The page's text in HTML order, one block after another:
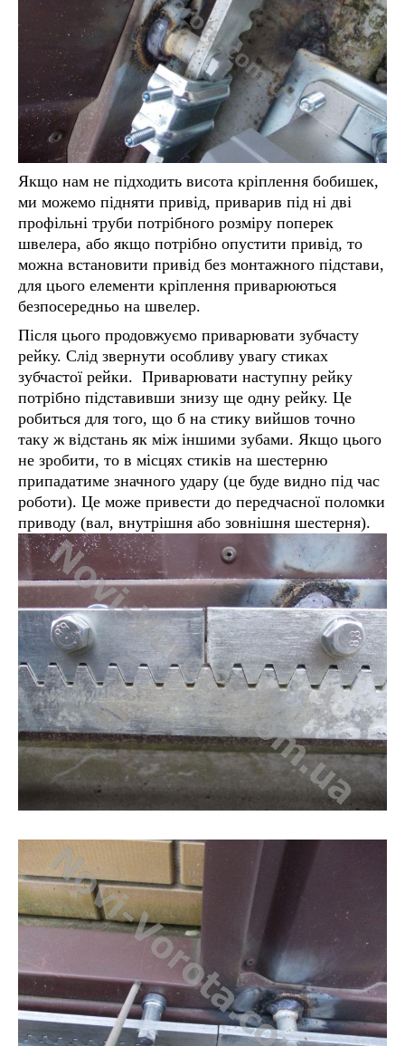
Якщо нам не підходить висота кріплення бобишек,
ми можемо підняти привід, приварив під ні дві
профільні труби потрібного розміру поперек
швелера, або якщо потрібно опустити привід, то
можна встановити привід без монтажного підстави,
для цього елементи кріплення приварюються
безпосередньо на швелер.
Після цього продовжуємо приварювати зубчасту
рейку. Слід звернути особливу увагу стиках
зубчастої рейки. Приварювати наступну рейку
потрібно підставивши знизу ще одну рейку. Це
робиться для того, що б на стику вийшов точно
таку ж відстань як між іншими зубами. Якщо цього
не зробити, то в місцях стиків на шестерню
припадатиме значного удару (це буде видно під час
роботи). Це може привести до передчасної поломки
приводу (вал, внутрішня або зовнішня шестерня).